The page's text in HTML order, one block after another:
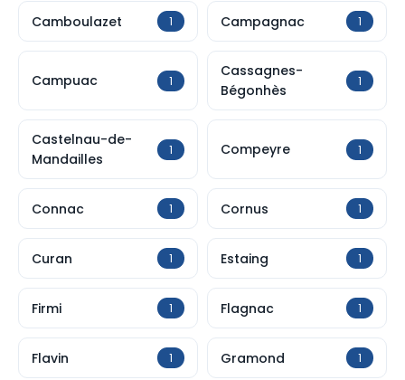
Camboulazet 1 Campagnac 1
Campuac 1
Cassagnes-
Bégonhès
1
Castelnau-de-
Mandailles
1 Compeyre 1
Connac 1 Cornus 1
Curan 1 Estaing 1
Firmi 1 Flagnac 1
Flavin 1 Gramond 1